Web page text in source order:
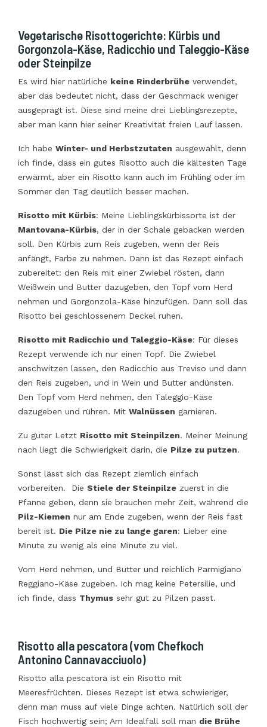
Vegetarische Risottogerichte: Kürbis und
Gorgonzola-Käse, Radicchio und Taleggio-Käse
oder Steinpilze
Es wird hier natürliche keine Rinderbrühe verwendet,
aber das bedeutet nicht, dass der Geschmack weniger
ausgeprägt ist. Diese sind meine drei Lieblingsrezepte,
aber man kann hier seiner Kreativität freien Lauf lassen.
Ich habe Winter- und Herbstzutaten ausgewählt, denn
ich finde, dass ein gutes Risotto auch die kältesten Tage
erwärmt, aber ein Risotto kann auch im Frühling oder im
Sommer den Tag deutlich besser machen.
Risotto mit Kürbis: Meine Lieblingskürbissorte ist der
Mantovana-Kürbis, der in der Schale gebacken werden
soll. Den Kürbis zum Reis zugeben, wenn der Reis
anfängt, Farbe zu nehmen. Dann ist das Rezept einfach
zubereitet: den Reis mit einer Zwiebel rösten, dann
Weißwein und Butter dazugeben, den Topf vom Herd
nehmen und Gorgonzola-Käse hinzufügen. Dann soll das
Risotto bei geschlossenem Deckel ruhen.
Risotto mit Radicchio und Taleggio-Käse: Für dieses
Rezept verwende ich nur einen Topf. Die Zwiebel
anschwitzen lassen, den Radicchio aus Treviso und dann
den Reis zugeben, und in Wein und Butter andünsten.
Den Topf vom Herd nehmen, den Taleggio-Käse
dazugeben und rühren. Mit Walnüssen garnieren.
Zu guter Letzt Risotto mit Steinpilzen. Meiner Meinung
nach liegt die Schwierigkeit darin, die Pilze zu putzen.
Sonst lässt sich das Rezept ziemlich einfach
vorbereiten. Die Stiele der Steinpilze zuerst in die
Pfanne geben, denn sie brauchen mehr Zeit, während die
Pilz-Kiemen nur am Ende zugeben, wenn der Reis fast
bereit ist. Die Pilze nie zu lange garen: Lieber eine
Minute zu wenig als eine Minute zu viel.
Vom Herd nehmen, und Butter und reichlich Parmigiano
Reggiano-Käse zugeben. Ich mag keine Petersilie, und
ich finde, dass Thymus sehr gut zu Pilzen passt.
Risotto alla pescatora (vom Chefkoch
Antonino Cannavacciuolo)
Risotto alla pescatora ist ein Risotto mit
Meeresfrüchten. Dieses Rezept ist etwa schwieriger,
denn man muss auf viele Dinge achten. Natürlich soll der
Fisch hochwertig sein; Am Idealfall soll man die Brühe